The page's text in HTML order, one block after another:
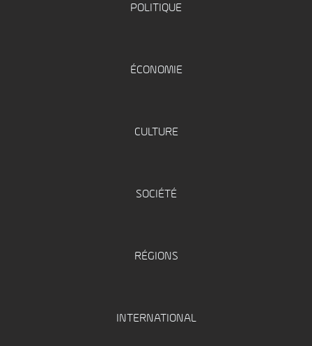
POLITIQUE
ÉCONOMIE
CULTURE
SOCIÉTÉ
RÉGIONS
INTERNATIONAL